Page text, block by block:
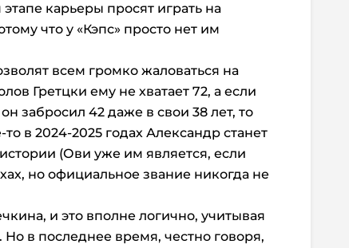
карьеры просят играть на
что у «Кэпс» просто нет им
всем громко жаловаться на
Гретцки ему не хватает 72, а если
забросил 42 даже в свои 38 лет, то
в 2024-2025 годах Александр станет
(Ови уже им является, если
но официальное звание никогда не
и это вполне логично, учитывая
в последнее время, честно говоря,